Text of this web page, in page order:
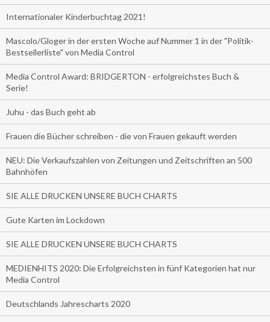
Internationaler Kinderbuchtag 2021!
Mascolo/Gloger in der ersten Woche auf Nummer 1 in der "Politik-
Bestsellerliste" von Media Control
Media Control Award: BRIDGERTON - erfolgreichstes Buch &
Serie!
Juhu - das Buch geht ab
Frauen die Bücher schreiben - die von Frauen gekauft werden
NEU: Die Verkaufszahlen von Zeitungen und Zeitschriften an 500
Bahnhöfen
SIE ALLE DRUCKEN UNSERE BUCH CHARTS
Gute Karten im Lockdown
SIE ALLE DRUCKEN UNSERE BUCH CHARTS
MEDIENHITS 2020: Die Erfolgreichsten in fünf Kategorien hat nur
Media Control
Deutschlands Jahrescharts 2020